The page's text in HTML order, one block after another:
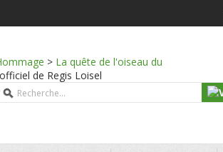
> La quête de l'oiseau du
de Regis Loisel